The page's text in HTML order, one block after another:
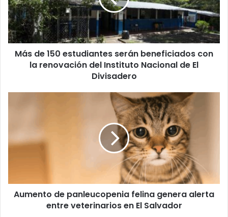
beneficiados
con
la
renovación
del
Instituto
Más de 150 estudiantes serán beneficiados con
la renovación del Instituto Nacional de El
Divisadero
genera
en
Aumento de panleucopenia felina genera alerta
entre veterinarios en El Salvador